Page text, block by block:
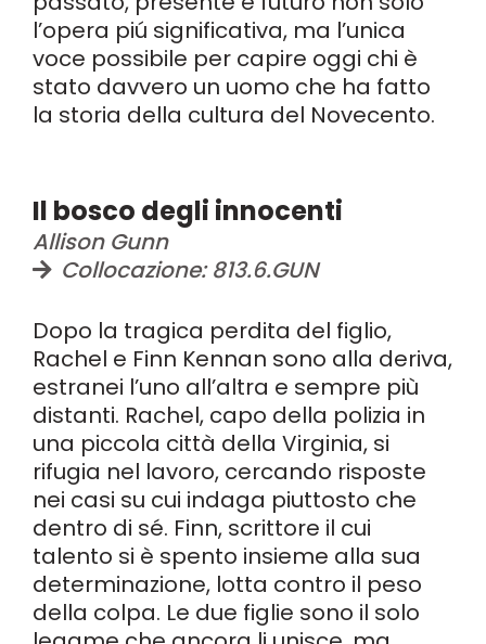
l’opera piú significativa, ma l’unica
voce possibile per capire oggi chi è
stato davvero un uomo che ha fatto
la storia della cultura del Novecento.
Il bosco degli innocenti
Allison Gunn
Collocazione: 813.6.GUN
Dopo la tragica perdita del figlio,
Rachel e Finn Kennan sono alla deriva,
estranei l’uno all’altra e sempre più
distanti. Rachel, capo della polizia in
una piccola città della Virginia, si
rifugia nel lavoro, cercando risposte
nei casi su cui indaga piuttosto che
dentro di sé. Finn, scrittore il cui
talento si è spento insieme alla sua
determinazione, lotta contro il peso
della colpa. Le due figlie sono il solo